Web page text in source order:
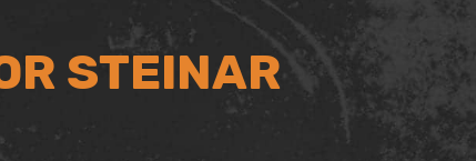
STEINAR